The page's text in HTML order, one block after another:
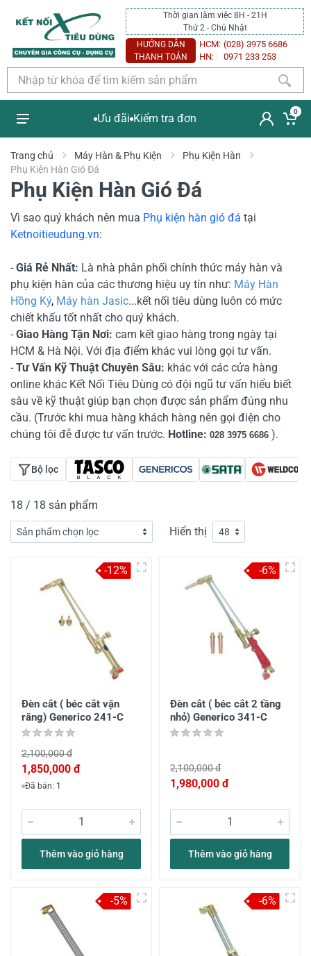
Thời gian làm việc 8H - 21H
Thứ 2 - Chủ Nhật
HƯỚNG DẪN
THANH TOÁN
HCM: (028) 3975 6686
HN:
0971 233 253
Ưu đãi Kiểm tra đơn
0
Trang chủ Máy Hàn & Phụ Kiện
Phụ Kiện Hàn
Phụ Kiện Hàn Gió Đá
Phụ Kiện Hàn Gió Đá
Vì sao quý khách nên mua Phụ kiện hàn gió đá tại
Ketnoitieudung.vn:
- Giá Rẻ Nhất: Là nhà phân phối chính thức máy hàn và
phụ kiện hàn của các thương hiệu uy tín như: Máy Hàn
Hồng Ký, Máy hàn Jasic...kết nối tiêu dùng luôn có mức
chiết khấu tốt nhất cho quý khách.
- Giao Hàng Tận Nơi: cam kết giao hàng trong ngày tại
HCM & Hà Nội. Với địa điểm khác vui lòng gọi tư vấn.
- Tư Vấn Kỹ Thuật Chuyên Sâu: khác với các cửa hàng
online khác Kết Nối Tiêu Dùng có đội ngũ tư vấn hiểu biết
sâu về kỹ thuật giúp bạn chọn được sản phẩm đúng nhu
cầu. (Trước khi mua hàng khách hàng nên gọi điện cho
chúng tôi đễ được tư vấn trước. Hotline: 028 3975 6686 ).
Bộ lọc
18 / 18 sản phẩm
Hiển thị
Đèn cắt ( béc cắt vặn
răng) Generico 241-C
2,100,000 đ
1,850,000 đ
Đã bán: 1
Thêm vào giỏ hàng
-12%
Đèn cắt ( béc cắt 2 tầng
nhỏ) Generico 341-C
2,100,000 đ
1,980,000 đ
Thêm vào giỏ hàng
-6%
-5% -6%